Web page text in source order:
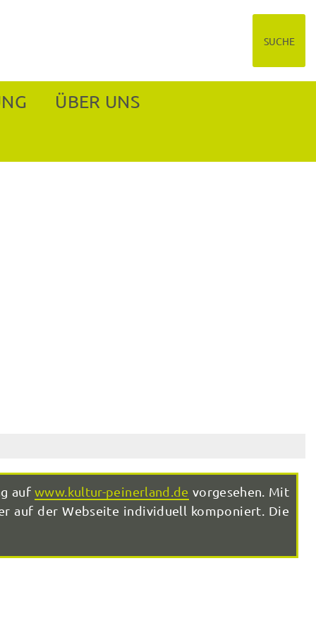
SUCHE
ÜBER UNS
aufwww.kultur-peinerland.de vorgesehen. Mit
auf der Webseite individuell komponiert. Die